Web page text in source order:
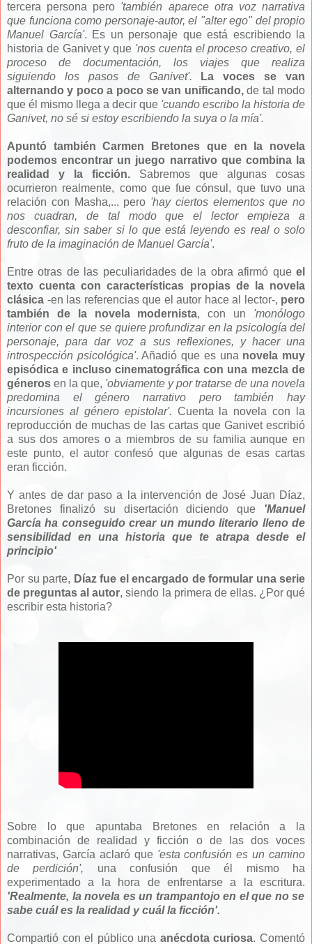
tercera persona pero 'también aparece otra voz narrativa
que funciona como personaje-autor, el "alter ego" del propio
Manuel García'. Es un personaje que está escribiendo la
historia de Ganivet y que 'nos cuenta el proceso creativo, el
proceso de documentación, los viajes que realiza
siguiendo los pasos de Ganivet'.
La voces se van
alternando y poco a poco se van unificando,de tal modo
que él mismo llega a decir que 'cuando escribo la historia de
Ganivet, no sé si estoy escribiendo la suya o la mía'.
Apuntó también Carmen Bretones que en la novela
podemos encontrar un juego narrativo que combina la
realidad y la ficción. Sabremos que algunas cosas
ocurrieron realmente, como que fue cónsul, que tuvo una
relación con Masha,... pero 'hay ciertos elementos que no
nos cuadran, de tal modo que el lector empieza a
desconfiar, sin saber si lo que está leyendo es real o solo
fruto de la imaginación de Manuel García'.
Entre otras de las peculiaridades de la obra afirmó que el
texto cuenta con características propias de la novela
clásica -en las referencias que el autor hace al lector-, pero
también de la novela modernista, con un 'monólogo
interior con el que se quiere profundizar en la psicología del
personaje, para dar voz a sus reflexiones, y hacer una
introspección psicológica'. Añadió que es una novela muy
episódica e incluso cinematográfica con una mezcla de
géneros en la que, 'obviamente y por tratarse de una novela
predomina el género narrativo pero también hay
incursiones al género epistolar'. Cuenta la novela con la
reproducción de muchas de las cartas que Ganivet escribió
a sus dos amores o a miembros de su familia aunque en
este punto, el autor confesó que algunas de esas cartas
eran ficción.
Y antes de dar paso a la intervención de José Juan Díaz,
Bretones finalizó su disertación diciendo que 'Manuel
García ha conseguido crear un mundoliterario lleno de
sensibilidad en una historia que te atrapa desde el
principio'
Por su parte, Díaz fue el encargado de formular una serie
de preguntas al autor, siendo la primera de ellas. ¿Por qué
escribir esta historia?
Sobre lo que apuntaba Bretones en relación a la
combinación de realidad y ficción o de las dos voces
narrativas, García aclaró que 'esta confusión es un camino
de perdición', una confusión que él mismo ha
experimentado a la hora de enfrentarse a la escritura.
'Realmente, la novela es un trampantojo en el que no se
sabe cuál es la realidad y cuál la ficción'.
Compartió con el público una anécdota curiosa. Comentó